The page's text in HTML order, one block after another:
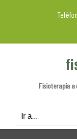
Fisioterapia a
Ir a...